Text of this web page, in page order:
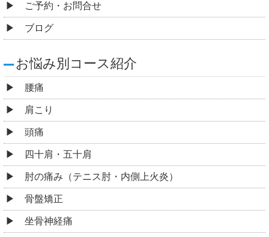
ご予約・お問合せ
ブログ
お悩み別コース紹介
腰痛
肩こり
頭痛
四十肩・五十肩
肘の痛み（テニス肘・内側上火炎）
骨盤矯正
坐骨神経痛